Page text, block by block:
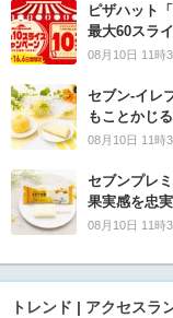
ピザハット
最大60スラ
08月10日 11時
セブン‐イレ
もことかじ
08月10日 11時
セブンプレ
果実感を忠
08月10日 11時
トレンド | アクセスラ